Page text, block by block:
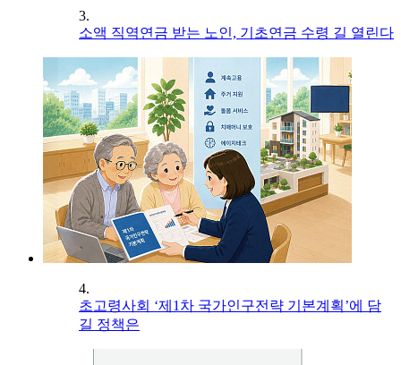
3.
소액 직역연금 받는 노인, 기초연금 수령 길 열린다
4.
초고령사회 ‘제1차 국가인구전략 기본계획’에 담
길 정책은